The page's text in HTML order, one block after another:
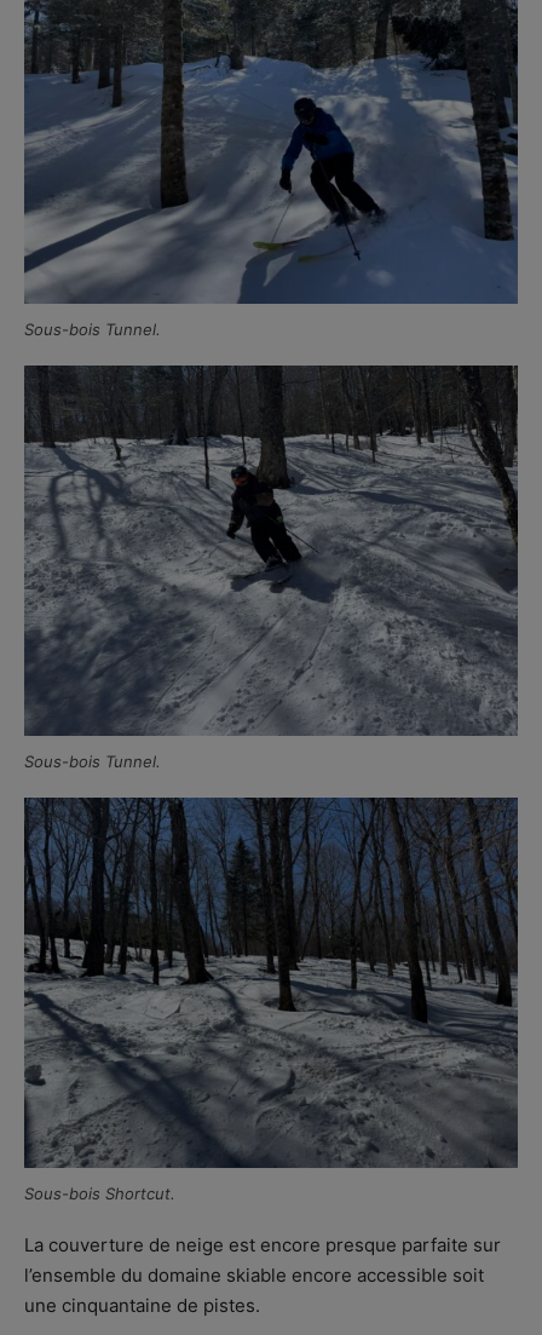
Sous-bois Tunnel.
Sous-bois Tunnel.
Sous-bois Shortcut.
La couverture de neige est encore presque parfaite sur
l’ensemble du domaine skiable encore accessible soit
une cinquantaine de pistes.